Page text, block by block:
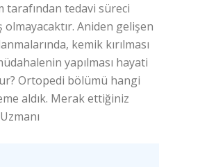
tarafından tedavi süreci
Aniden gelişen
kemik kırılması
yapılması hayati
Ortopedi bölümü hangi
aldık. Merak ettiğiniz